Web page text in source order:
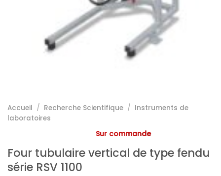
Accueil / Recherche Scientifique / Instruments de
laboratoires
Sur commande
Four tubulaire vertical de type fendu
série RSV 1100